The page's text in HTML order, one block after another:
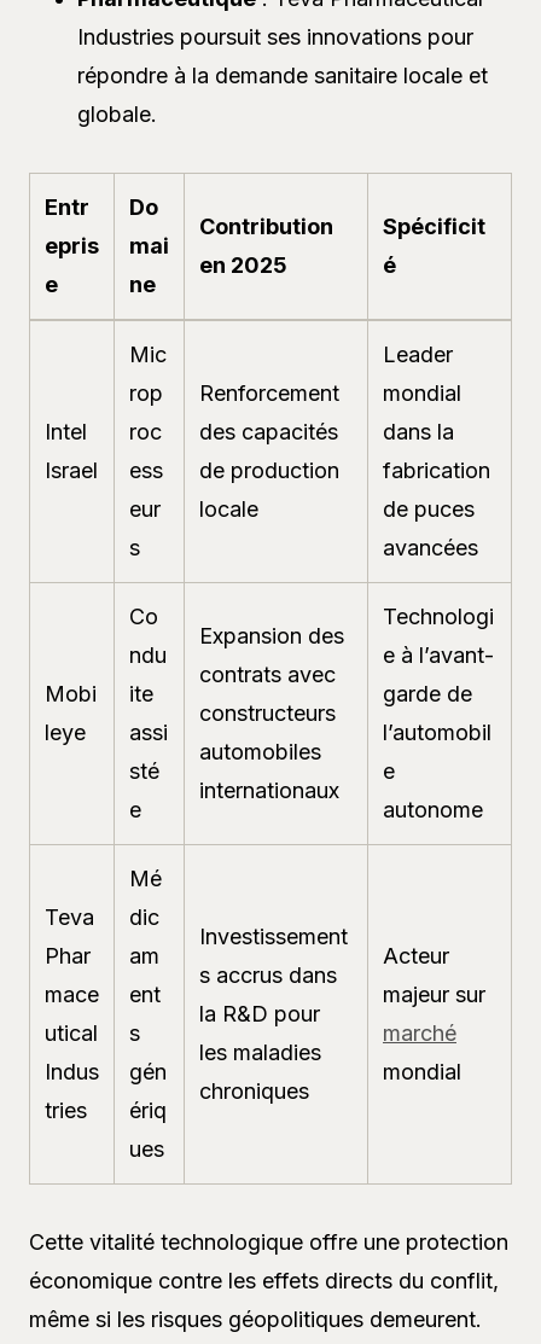
Industries poursuit ses innovations pour
répondre à la demande sanitaire locale et
globale.
Entr
epris
e
Do
mai
ne
Contribution
en 2025
Spécificit
é
Intel
Israel
Mic
rop
roc
ess
eur
s
Renforcement
des capacités
de production
locale
Leader
mondial
dans la
fabrication
de puces
avancées
Mobi
leye
Co
ndu
ite
assi
sté
e
Expansion des
contrats avec
constructeurs
automobiles
internationaux
Technologi
e à l’avant-
garde de
l’automobil
e
autonome
Teva
Phar
mace
utical
Indus
tries
Mé
dic
am
ent
s
gén
ériq
ues
Investissement
s accrus dans
la R&D pour
les maladies
chroniques
Acteur
majeur sur
marché
mondial
Cette vitalité technologique offre une protection
économique contre les effets directs du conflit,
même si les risques géopolitiques demeurent.